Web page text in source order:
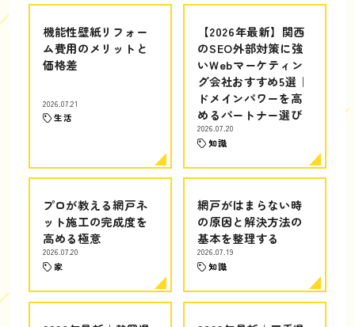
機能性壁紙リフォー
ム費用のメリットと
価格差
2026.07.21
生活
【2026年最新】関西
のSEO外部対策に強
いWebマーケティン
グ会社おすすめ5選｜
ドメインパワーを高
めるパートナー選び
2026.07.20
知識
プロが教える網戸ネ
ット施工の完成度を
高める極意
2026.07.20
家
網戸がはまらない時
の原因と解決方法の
基本を整理する
2026.07.19
知識